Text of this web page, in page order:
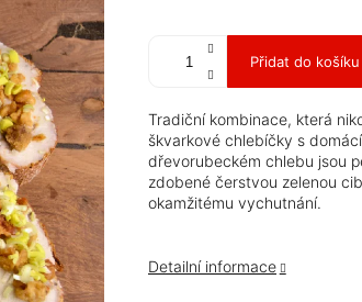
Přidat do košíku
Tradiční kombinace, která
škvarkové chlebíčky s
dřevorubeckém chlebu jsou
zdobené čerstvou zelenou
okamžitému vychutnání.
Detailní informace